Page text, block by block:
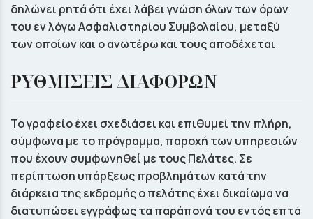
δηλώνει ρητά ότι έχει λάβει γνώση όλων των όρων
του εν λόγω Ασφαλιστηρίου Συμβολαίου, μεταξύ
των οποίων και ο ανωτέρω και τους αποδέχεται
ΡΥΘΜΙΣΕΙΣ ΔΙΑΦΟΡΩΝ
Το γραφείο έχει σχεδιάσει και επιθυμεί την πλήρη,
σύμφωνα με το πρόγραμμα, παροχή των υπηρεσιών
που έχουν συμφωνηθεί με τους Πελάτες. Σε
περίπτωση υπάρξεως προβλημάτων κατά την
διάρκεια της εκδρομής ο πελάτης έχει δικαίωμα να
διατυπώσει εγγράφως τα παράπονά του εντός επτά